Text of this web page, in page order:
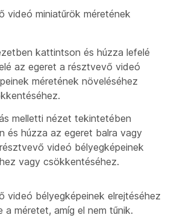
videó miniatűrök méretének
kattintson és húzza lefelé
az egeret a résztvevő videó
méretének növeléséhez
melletti nézet tekintetében
és húzza az egeret balra vagy
videó bélyegképeinek
vagy csökkentéséhez.
videó bélyegképeinek elrejtéséhez
a méretet, amíg el nem tűnik.